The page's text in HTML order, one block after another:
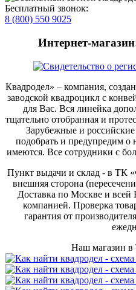
Бесплатный звонок:
8 (800) 550 9025
Интернет-
Квадродел» – компания,
заводской квадроцикл с
для Вас. Вся линейка
тщательно отобранная и
Зарубежные и
подобрать и предупредим о
имеются. Все сотрудники с
Пункт выдачи и склад - в
внешняя сторона
Доставка по Москве и всей
компанией. Проверка
гарантия от
Наш магазин